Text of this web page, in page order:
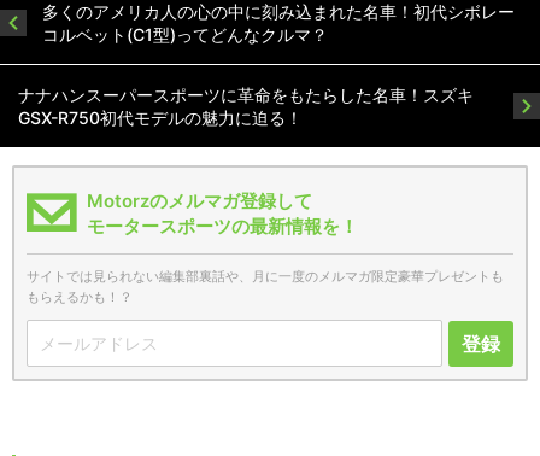
多くのアメリカ人の心の中に刻み込まれた名車！初代シボレー
コルベット(C1型)ってどんなクルマ？
ナナハンスーパースポーツに革命をもたらした名車！スズキ
GSX-R750初代モデルの魅力に迫る！
Motorzのメルマガ登録して
モータースポーツの最新情報を！
サイトでは見られない編集部裏話や、月に一度のメルマガ限定豪華プレゼントも
もらえるかも！？
登録